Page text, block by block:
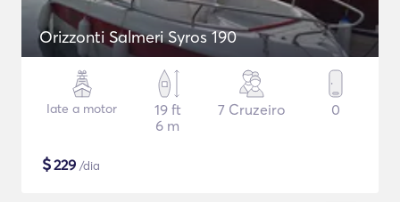
Orizzonti Salmeri Syros 190
Iate a motor
19 ft
6 m
7 Cruzeiro 0
$229 /dia